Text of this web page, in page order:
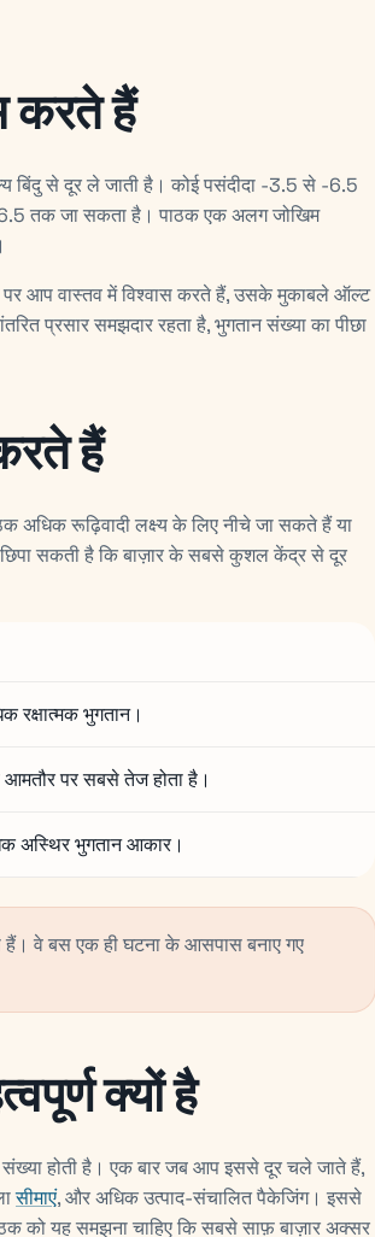
करते हैं
बिंदु से दूर ले जाती है। कोई पसंदीदा -3.5 से -6.5
तक जा सकता है। पाठक एक अलग जोखिम
पर आप वास्तव में विश्वास करते हैं, उसके मुकाबले ऑल्ट
प्रसार समझदार रहता है, भुगतान संख्या का पीछा
हैं
अधिक रूढ़िवादी लक्ष्य के लिए नीचे जा सकते हैं या
सकती है कि बाज़ार के सबसे कुशल केंद्र से दूर
रक्षात्मक भुगतान।
आमतौर पर सबसे तेज होता है।
अस्थिर भुगतान आकार।
हैं। वे बस एक ही घटना के आसपास बनाए गए
क्यों है
होती है। एक बार जब आप इससे दूर चले जाते हैं,
सीमाएं, और अधिक उत्पाद-संचालित पैकेजिंग। इससे
को यह समझना चाहिए कि सबसे साफ़ बाज़ार अक्सर